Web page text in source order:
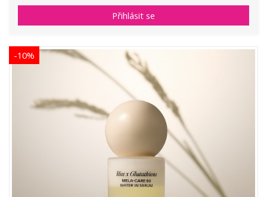
Přihlásit se
-10%